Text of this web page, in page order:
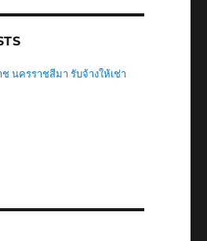
นครราชสีมา รับจ้างให้เช่า